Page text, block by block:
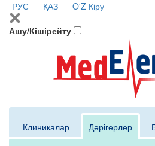
РУС ҚАЗ O'Z Кіру
Ашу/Кішірейту
Клиникалар Дәрігерлер